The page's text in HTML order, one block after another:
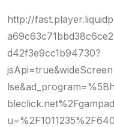
http://
d42f3e9cc1b94730?